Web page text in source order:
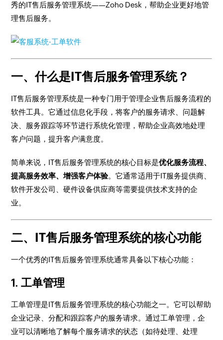
秀的IT售后服务管理系统——Zoho Desk，帮助企业更好地管
理售后服务。
一、什么是IT售后服务管理系统？
IT售后服务管理系统是一种专门用于管理企业售后服务流程的
软件工具。它通过信息化手段，将客户的服务请求、问题解
决、服务跟踪等环节进行系统化管理，帮助企业高效地处理
客户问题，提升客户满意度。
简单来说，IT售后服务管理系统的核心目标是优化服务流程、
提高服务效率、增强客户体验。它通常适用于IT服务提供商、
软件开发公司、硬件设备供应商等需要提供技术支持的企
业。
二、IT售后服务管理系统的核心功能
一个优秀的IT售后服务管理系统通常具备以下核心功能：
1.工单管理
工单管理是IT售后服务管理系统的核心功能之一。它可以帮助
企业记录、分配和跟踪客户的服务请求。通过工单管理，企
业可以清晰地了解每个服务请求的状态（如待处理、处理